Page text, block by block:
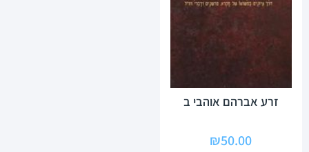
זרע אברהם אוהבי ב
₪50.00